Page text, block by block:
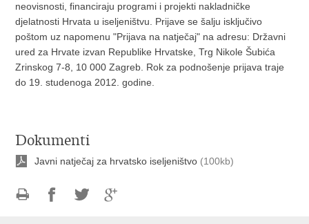
neovisnosti, financiraju programi i projekti nakladničke
djelatnosti Hrvata u iseljeništvu. Prijave se šalju isključivo
poštom uz napomenu "Prijava na natječaj" na adresu: Državni
ured za Hrvate izvan Republike Hrvatske, Trg Nikole Šubića
Zrinskog 7-8, 10 000 Zagreb. Rok za podnošenje prijava traje
do 19. studenoga 2012. godine.
Dokumenti
Javni natječaj za hrvatsko iseljeništvo (100kb)